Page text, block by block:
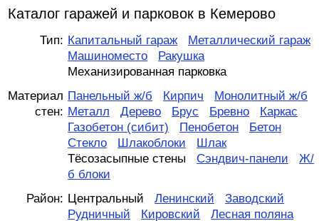
Каталог гаражей и парковок в Кемерово
Тип: Капитальный гараж
Металлический гараж
Машиноместо
Ракушка
Механизированная парковка
Материал
стен:
Панельный ж/б Кирпич
Монолитный ж/б
Металл
Дерево Брус Бревно
Каркас
Газобетон (сибит)
Пенобетон
Бетон
Стекло
Шлакоблоки
Шлак
Тёсозасыпные стены
Сэндвич-панели
Ж/
б блоки
Район: Центральный Ленинский
Заводский
Рудничный
Кировский Лесная поляна